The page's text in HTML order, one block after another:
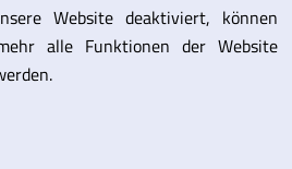
Website deaktiviert, können
alle Funktionen der Website